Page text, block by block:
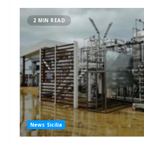
2 MIN READ
News Sicilia